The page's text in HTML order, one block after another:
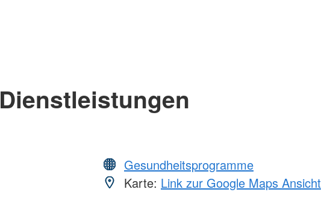
Dienstleistungen
Gesundheitsprogramme
Karte: Link zur Google Maps Ansicht